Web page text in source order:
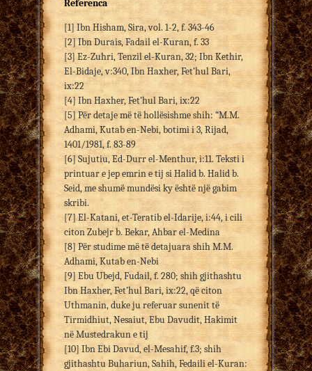
Referenca
[1] Ibn Hisham, Sira, vol. 1-2, f. 343-46
[2] Ibn Durais, Fadail el-Kuran, f. 33
[3] Ez-Zuhri, Tenzil el-Kuran, 32; Ibn Kethir,
El-Bidaje, v:340, Ibn Haxher, Fet’hul Bari,
ix:22
[4] Ibn Haxher, Fet’hul Bari, ix:22
[5] Për detaje më të hollësishme shih: “M.M.
Adhami, Kutab en-Nebi, botimi i 3, Rijad,
1401/1981, f. 83-89
[6] Sujutiu, Ed-Durr el-Menthur, i:11. Teksti i
printuar e jep emrin e tij si Halid b. Halid b.
Seid, me shumë mundësi ky është një gabim
skribi.
[7] El-Katani, et-Teratib el-Idarije, i:44, i cili
citon Zubejr b. Bekar, Ahbar el-Medina
[8] Për studime më të detajuara shih M.M.
Adhami, Kutab en-Nebi
[9] Ebu Ubejd, Fudail, f. 280; shih gjithashtu
Ibn Haxher, Fet’hul Bari, ix:22, që citon
Uthmanin, duke ju referuar sunenit të
Tirmidhiut, Nesaiut, Ebu Davudit, Hakimit
në Mustedrakun e tij
[10] Ibn Ebi Davud, el-Mesahif, f.3; shih
gjithashtu Buhariun, Sahih, Fedaili el-Kuran: